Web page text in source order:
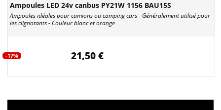
Ampoules LED 24v canbus PY21W 1156 BAU15S
Ampoules idéales pour camions ou camping cars - Généralement utilisé pour
les clignotants - Couleur blanc et orange
-17% 21,50 €